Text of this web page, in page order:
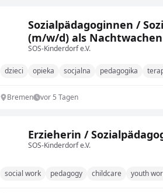
Sozialpädagoginnen /
(m/w/d) als Nachtwachen
SOS-Kinderdorf e.V.
dzieci opieka socjalna pedagogika
Bremen vor 5 Tagen
Erzieherin /
SOS-Kinderdorf e.V.
social work pedagogy childcare youth